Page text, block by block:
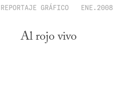
REPORTAJE GRÁFICO ENE.2008
Al rojo vivo